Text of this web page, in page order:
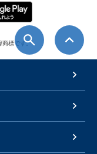
標です。